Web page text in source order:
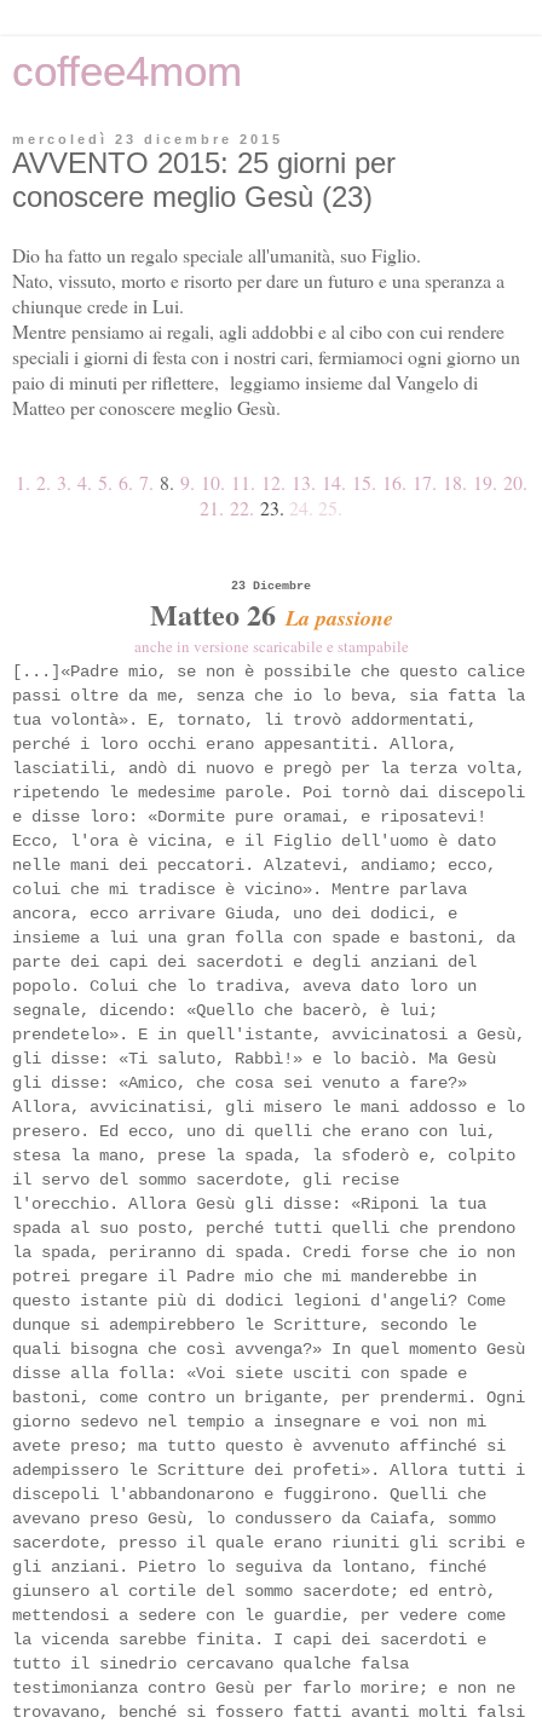
coffee4mom
mercoledì 23 dicembre 2015
AVVENTO 2015: 25 giorni per
conoscere meglio Gesù (23)
Dio ha fatto un regalo speciale all'umanità, suo Figlio.
Nato, vissuto, morto e risorto per dare un futuro e una speranza a
chiunque crede in Lui.
Mentre pensiamo ai regali, agli addobbi e al cibo con cui rendere
speciali i giorni di festa con i nostri cari, fermiamoci ogni giorno un
paio di minuti per riflettere, leggiamo insieme dal Vangelo di
Matteo per conoscere meglio Gesù.
1. 2. 3. 4. 5. 6. 7. 8. 9. 10. 11. 12. 13. 14. 15. 16. 17. 18. 19. 20.
21. 22. 23. 24. 25.
23 Dicembre
Matteo 26La passione
anche in versione scaricabile e stampabile
[...]«Padre mio, se non è possibile che questo calice
passi oltre da me, senza che io lo beva, sia fatta la
tua volontà». E, tornato, li trovò addormentati,
perché i loro occhi erano appesantiti. Allora,
lasciatili, andò di nuovo e pregò per la terza volta,
ripetendo le medesime parole. Poi tornò dai discepoli
e disse loro: «Dormite pure oramai, e riposatevi!
Ecco, l'ora è vicina, e il Figlio dell'uomo è dato
nelle mani dei peccatori. Alzatevi, andiamo; ecco,
colui che mi tradisce è vicino». Mentre parlava
ancora, ecco arrivare Giuda, uno dei dodici, e
insieme a lui una gran folla con spade e bastoni, da
parte dei capi dei sacerdoti e degli anziani del
popolo. Colui che lo tradiva, aveva dato loro un
segnale, dicendo: «Quello che bacerò, è lui;
prendetelo». E in quell'istante, avvicinatosi a Gesù,
gli disse: «Ti saluto, Rabbì!» e lo baciò. Ma Gesù
gli disse: «Amico, che cosa sei venuto a fare?»
Allora, avvicinatisi, gli misero le mani addosso e lo
presero. Ed ecco, uno di quelli che erano con lui,
stesa la mano, prese la spada, la sfoderò e, colpito
il servo del sommo sacerdote, gli recise
l'orecchio. Allora Gesù gli disse: «Riponi la tua
spada al suo posto, perché tutti quelli che prendono
la spada, periranno di spada. Credi forse che io non
potrei pregare il Padre mio che mi manderebbe in
questo istante più di dodici legioni d'angeli? Come
dunque si adempirebbero le Scritture, secondo le
quali bisogna che così avvenga?» In quel momento Gesù
disse alla folla: «Voi siete usciti con spade e
bastoni, come contro un brigante, per prendermi. Ogni
giorno sedevo nel tempio a insegnare e voi non mi
avete preso; ma tutto questo è avvenuto affinché si
adempissero le Scritture dei profeti». Allora tutti i
discepoli l'abbandonarono e fuggirono. Quelli che
avevano preso Gesù, lo condussero da Caiafa, sommo
sacerdote, presso il quale erano riuniti gli scribi e
gli anziani. Pietro lo seguiva da lontano, finché
giunsero al cortile del sommo sacerdote; ed entrò,
mettendosi a sedere con le guardie, per vedere come
la vicenda sarebbe finita. I capi dei sacerdoti e
tutto il sinedrio cercavano qualche falsa
testimonianza contro Gesù per farlo morire; e non ne
trovavano, benché si fossero fatti avanti molti falsi